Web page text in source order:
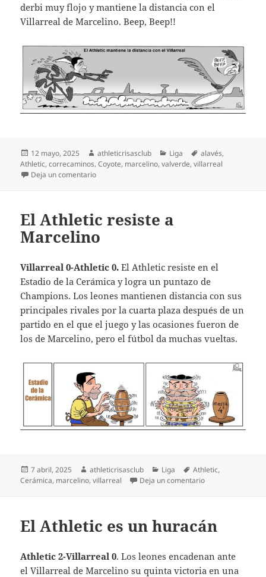
derbi muy flojo y mantiene la distancia con el
Villarreal de Marcelino. Beep, Beep!!
Publicado
el
12 mayo, 2025 Autor
athleticrisasclub Categorías
Liga Etiquetas
alavés,
Athletic,correcaminos,Coyote, marcelino,valverde,villarreal
Deja un comentarioen Txingurri Correcaminos..¡Beep, Beep!
El Athletic resiste a
Marcelino
Villarreal 0-Athletic 0. El Athletic resiste en el
Estadio de la Cerámica y logra un puntazo de
Champions. Los leones mantienen distancia con sus
principales rivales por la cuarta plaza después de un
partido en el que el juego y las ocasiones fueron de
los de Marcelino, pero el fútbol da muchas vueltas.
Publicado
el
7 abril, 2025 Autor
athleticrisasclub Categorías
Liga Etiquetas
Athletic,
Cerámica, marcelino,villarreal Deja un comentarioen El Athletic
El Athletic es un huracán
Athletic 2-Villarreal 0. Los leones encadenan ante
el Villarreal de Marcelino su quinta victoria en una